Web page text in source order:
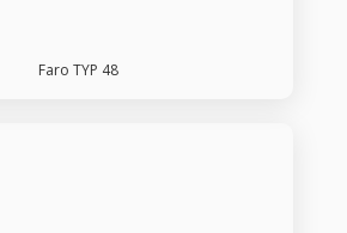
Faro TYP 48